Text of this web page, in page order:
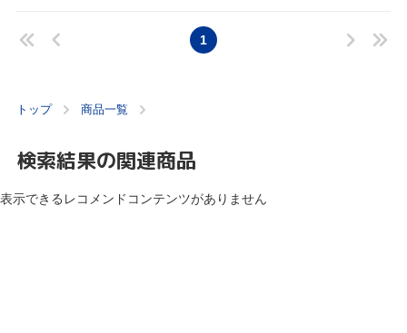
1
トップ 商品一覧
検索結果の関連商品
表示できるレコメンドコンテンツがありません